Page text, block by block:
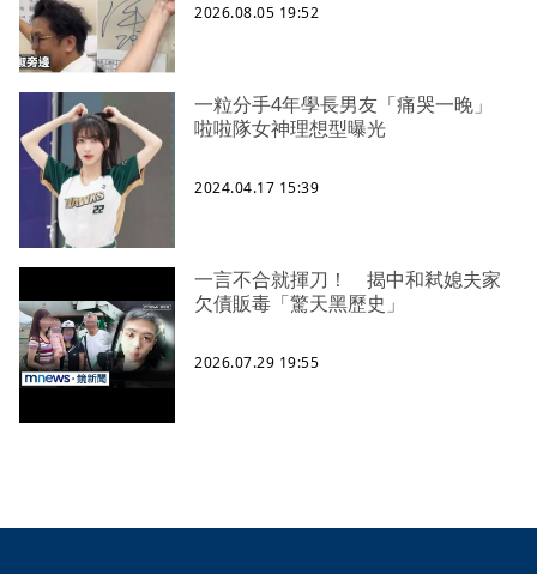
2026.08.05 19:52
一粒分手4年學長男友「痛哭一晚」
啦啦隊女神理想型曝光
2024.04.17 15:39
一言不合就揮刀！ 揭中和弒媳夫家
欠債販毒「驚天黑歷史」
2026.07.29 19:55